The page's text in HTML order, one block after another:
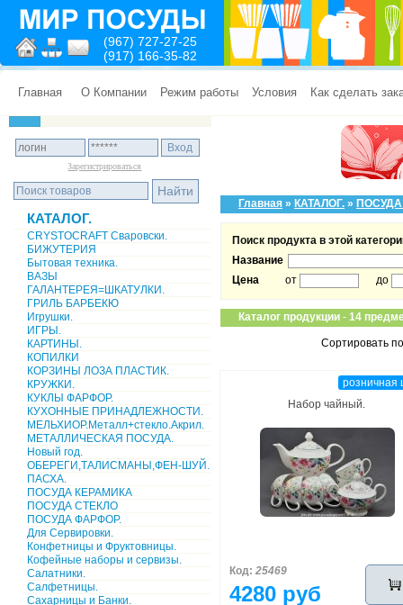
(967) 727-27-25
(917) 166-35-82
Главная О Компании Режим работы Условия Как сделать
Зарегистрироваться
КАТАЛОГ.
CRYSTOCRAFT Сваровски.
БИЖУТЕРИЯ
Бытовая техника.
ВАЗЫ
ГАЛАНТЕРЕЯ=ШКАТУЛКИ.
ГРИЛЬ БАРБЕКЮ
Игрушки.
ИГРЫ.
КАРТИНЫ.
КОПИЛКИ
КОРЗИНЫ ЛОЗА ПЛАСТИК.
КРУЖКИ.
КУКЛЫ ФАРФОР.
КУХОННЫЕ ПРИНАДЛЕЖНОСТИ.
МЕЛЬХИОР.Металл+стекло.Акрил.
МЕТАЛЛИЧЕСКАЯ ПОСУДА.
Новый год.
ОБЕРЕГИ,ТАЛИСМАНЫ,ФЕН-ШУЙ.
ПАСХА.
ПОСУДА КЕРАМИКА
ПОСУДА СТЕКЛО
ПОСУДА ФАРФОР.
Для Сервировки.
Конфетницы и Фруктовницы.
Кофейные наборы и сервизы.
Салатники.
Салфетницы.
Сахарницы и Банки.
Главная » КАТАЛОГ. »
Поиск продукта в этой
Название
Цена
от до
Каталог продукции - 14
Сортировать
розничная
Набор чайный.
Код: 25469
4280 руб